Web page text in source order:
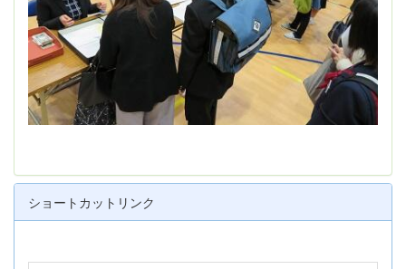
ショートカットリンク